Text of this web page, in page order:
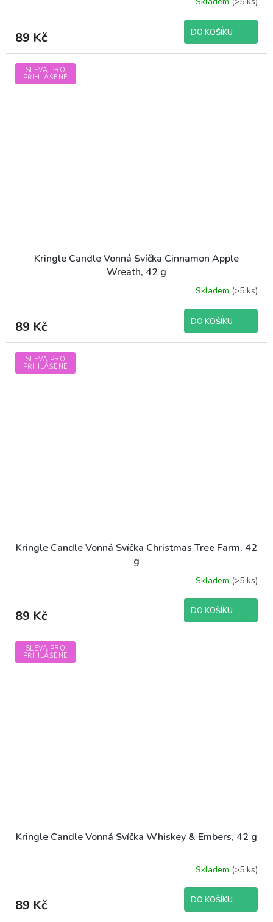
89 Kč DO KOŠÍKU
SLEVA PRO
PŘIHLÁŠENÉ
Kringle Candle Vonná Svíčka Cinnamon Apple
Wreath, 42 g
Skladem (>5 ks)
89 Kč DO KOŠÍKU
SLEVA PRO
PŘIHLÁŠENÉ
Kringle Candle Vonná Svíčka Christmas Tree Farm, 42
g
Skladem (>5 ks)
89 Kč DO KOŠÍKU
SLEVA PRO
PŘIHLÁŠENÉ
Kringle Candle Vonná Svíčka Whiskey & Embers, 42 g
Skladem (>5 ks)
89 Kč DO KOŠÍKU